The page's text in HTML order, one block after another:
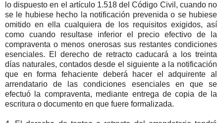
lo dispuesto en el artículo 1.518 del Código Civil, cuando no
se le hubiese hecho la notificación prevenida o se hubiese
omitido en ella cualquiera de los requisitos exigidos, así
como cuando resultase inferior el precio efectivo de la
compraventa o menos onerosas sus restantes condiciones
esenciales. El derecho de retracto caducará a los treinta
días naturales, contados desde el siguiente a la notificación
que en forma fehaciente deberá hacer el adquirente al
arrendatario de las condiciones esenciales en que se
efectuó la compraventa, mediante entrega de copia de la
escritura o documento en que fuere formalizada.